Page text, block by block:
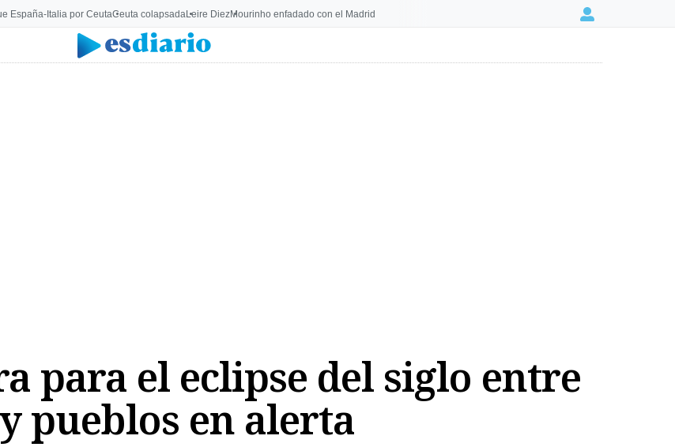
España-Italia por CeutaCeuta colapsadaLeire DiezMourinho enfadado con el Madrid Login
para el eclipse del siglo entre
pueblos en alerta